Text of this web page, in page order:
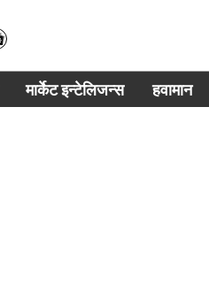
मार्केट इन्टेलिजन्स हवामान